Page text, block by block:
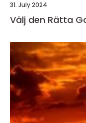
31. July 2024
Välj den Rätta